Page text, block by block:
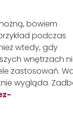
bowiem
podczas
wtedy, gdy
wnętrzach
zastosowań.
wygląda.